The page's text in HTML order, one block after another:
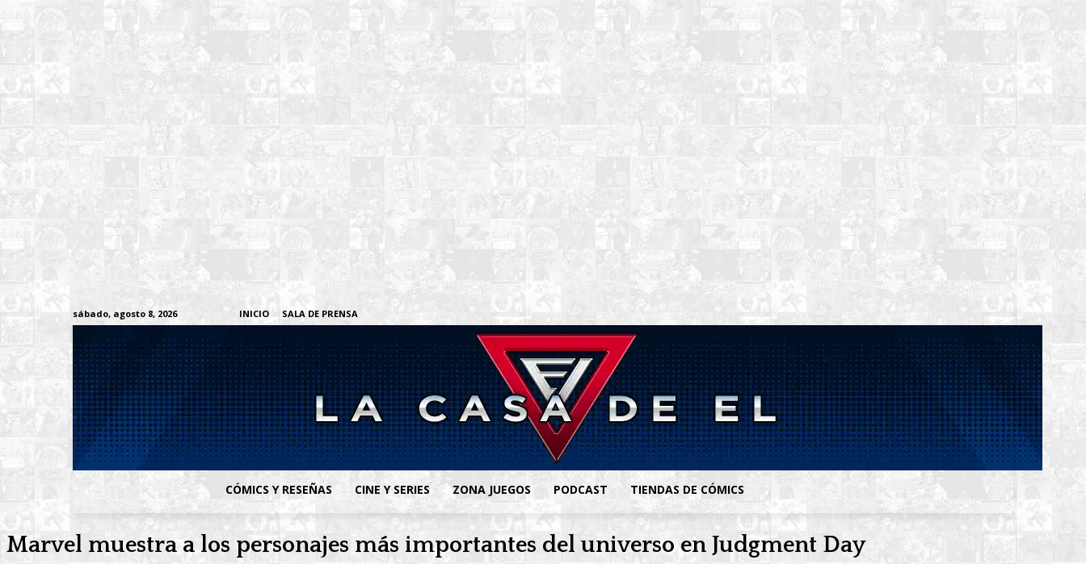
sábado, agosto 8, 2026 INICIO SALA DE PRENSA
CÓMICS Y RESEÑAS CINE Y SERIES ZONA JUEGOS PODCAST TIENDAS DE CÓMICS
Marvel muestra a los personajes más importantes del universo en Judgment Day